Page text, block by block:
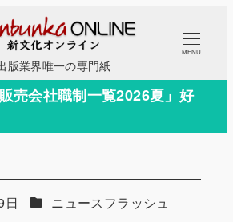
版業界唯一の専門紙
MENU
売会社職制一覧2026夏」好
日 カテゴリー
ニュースフラッシュ